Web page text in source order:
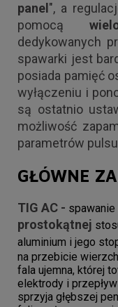
panel ", a
pomocą
dedykowanych
spawarki jest
posiada pamięć
wyłączeniu i
są ostatnio
możliwość
parametrów
GŁÓWNE
TIG AC -
prostokątnej
aluminium i jego
na przebicie
fala ujemna, której
elektrody i
sprzyja głębszej